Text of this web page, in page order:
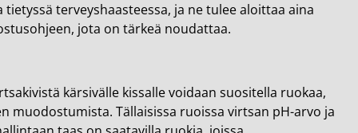
terveyshaasteessa, ja ne tulee aloittaa aina
jota on tärkeä noudattaa.
kärsivälle kissalle voidaan suositella ruokaa,
muodostumista. Tällaisissa ruoissa virtsan pH-arvo ja